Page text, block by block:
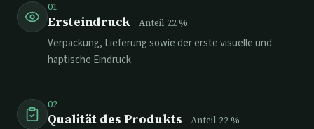
01
Ersteindruck Anteil 22%
Verpackung, Lieferung sowie der erste visuelle und
haptische Eindruck.
02
Qualität des Produkts Anteil 22%